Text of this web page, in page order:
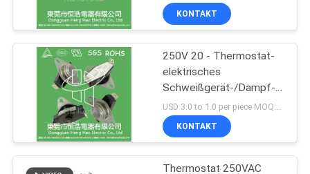
NTC-Thermistor-
Temperaturfühler
162
Temperatur-Schutz
KONTAKT
250V 20 - Thermostat-
elektrisches
Schweißgerät-/Dampf-
Heizungs-Verwendung
60A KSD302
KONTAKT
Thermostat 250VAC